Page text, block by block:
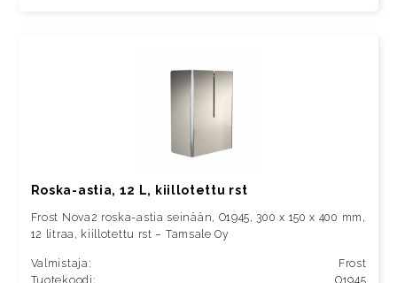
Roska-astia, 12 L, kiillotettu rst
Frost Nova2 roska-astia seinään, O1945, 300 x 150 x 400 mm,
12 litraa, kiillotettu rst – Tamsale Oy
Valmistaja:
Frost
Tuotekoodi:
O1945